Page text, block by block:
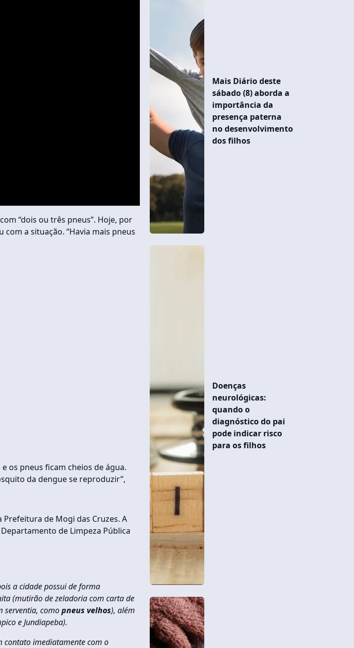
“dois ou três pneus”. Hoje, por
a situação. “Havia mais pneus
os pneus ficam cheios de água.
da dengue se reproduzir”,
de Mogi das Cruzes. A
de Limpeza Pública
a cidade possui de forma
(mutirão de zeladoria com carta de
serventia, comopneus velhos), além
e Jundiapeba).
contato imediatamente com o
Mais Diário deste
sábado (8) aborda a
importância da
presença paterna
no desenvolvimento
dos filhos
Doenças
neurológicas:
quando o
diagnóstico do pai
pode indicar risco
para os filhos